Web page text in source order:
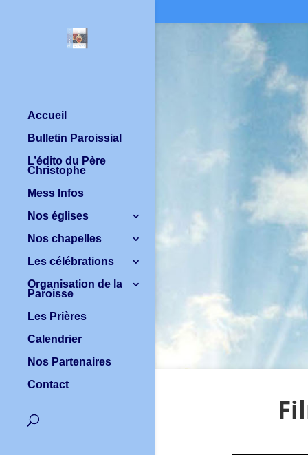
Accueil
Bulletin Paroissial
L’édito du Père
Christophe
Mess Infos
Nos églises
Nos chapelles
Les célébrations
Organisation de la
Paroisse
Les Prières
Calendrier
Nos Partenaires
Contact